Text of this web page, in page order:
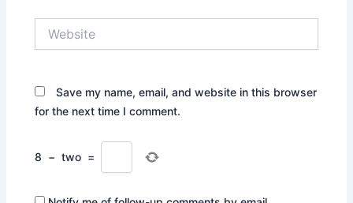
Save my name, email, and website in this browser
for the next time I comment.
8 − two =